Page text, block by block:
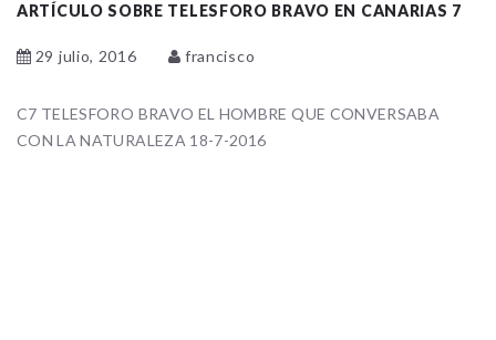
ARTÍCULO SOBRE TELESFORO BRAVO EN CANARIAS 7
29 julio, 2016 francisco
C7 TELESFORO BRAVO EL HOMBRE QUE CONVERSABA
CON LA NATURALEZA 18-7-2016